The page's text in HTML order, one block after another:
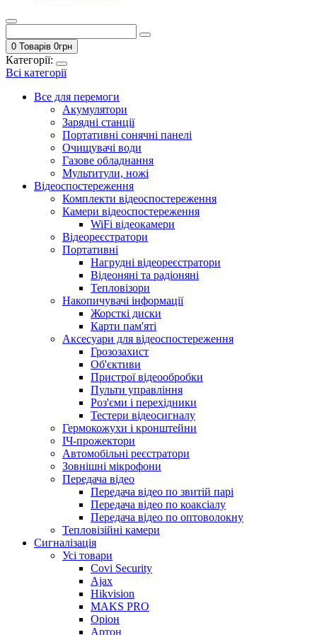
0 Товарів 0грн
Категорії:
Всі категорії
Все для перемоги
Акумулятори
Зарядні станції
Портативні сонячні панелі
Очищувачі води
Газове обладнання
Мультитули, ножі
Відеоспостереження
Комплекти відеоспостереження
Камери відеоспостереження
WiFi відеокамери
Відеореєстратори
Портативні
Нагрудні відеореєстратори
Відеоняні та радіоняні
Тепловізори
Накопичувачі інформації
Жорсткі диски
Карти пам'яті
Аксесуари для відеоспостереження
Грозозахист
Об'єктиви
Пристрої відеообробки
Пульти управління
Роз'єми і перехідники
Тестери відеосигналу
Гермокожухи і кронштейни
ІЧ-прожектори
Автомобільні реєстратори
Зовнішні мікрофони
Передача відео
Передача відео по звитій парі
Передача відео по коаксіалу
Передача відео по оптоволокну
Тепловізійні камери
Cигналізація
Усі товари
Covi Security
Ajax
Hikvision
MAKS PRO
Оріон
Артон